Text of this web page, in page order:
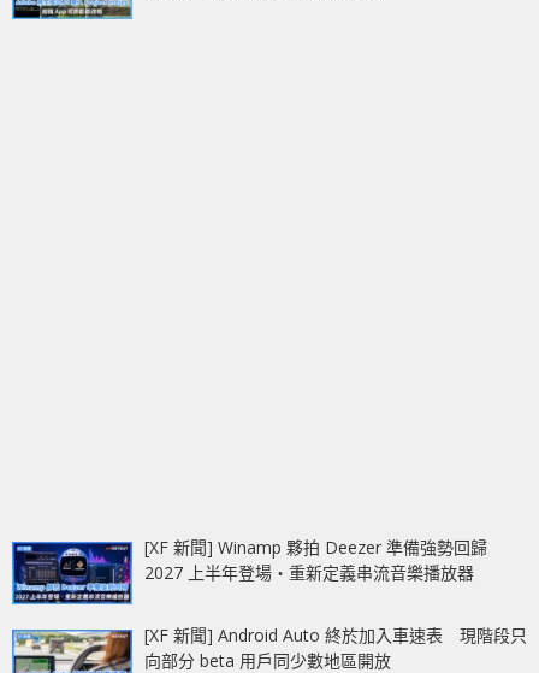
[XF 新聞] Winamp 夥拍 Deezer 準備強勢回歸
2027 上半年登場‧重新定義串流音樂播放器
[XF 新聞] Android Auto 終於加入車速表 現階段只
向部分 beta 用戶同少數地區開放